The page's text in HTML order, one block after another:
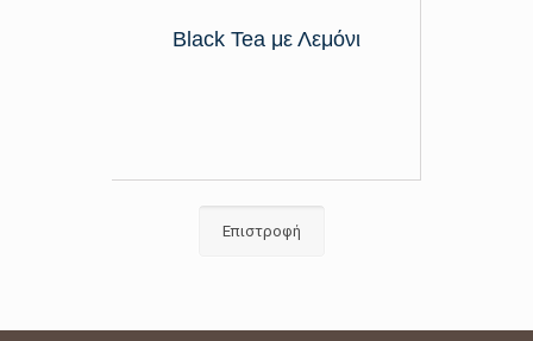
Black Tea με Λεμόνι
Επιστροφή